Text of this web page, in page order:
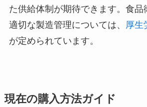
た供給体制が期待できます。食品
適切な製造管理については、 厚生
が定められています。
現在の購入方法ガイド